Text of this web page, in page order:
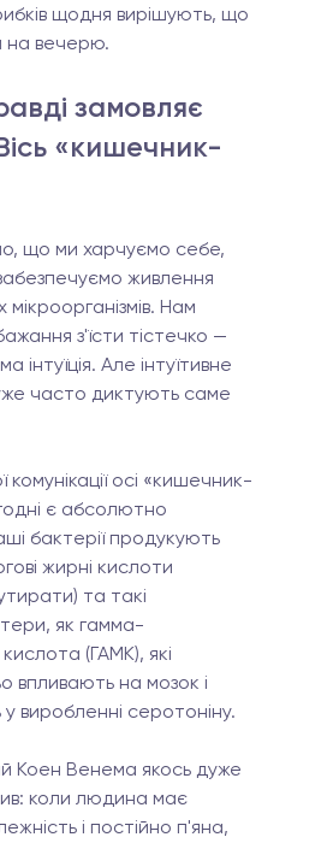
щодня вирішують, що
на вечерю.
замовляє
«кишечник-
що ми харчуємо себе,
живлення
Нам
з'їсти тістечко —
інтуїція. Але інтуїтивне
часто диктують саме
комунікації осі «кишечник-
є абсолютно
бактерії продукують
жирні кислоти
та такі
як гамма-
(ГАМК), які
впливають на мозок і
виробленні серотоніну.
Коен Венема якось дуже
коли людина має
і постійно п'яна,